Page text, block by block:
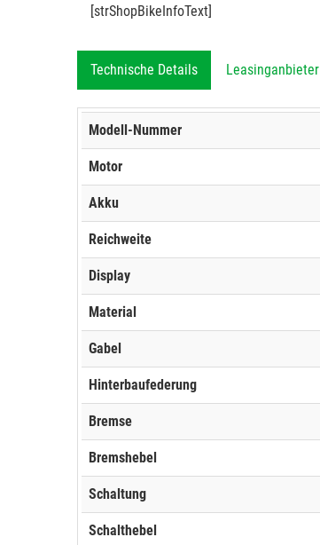
[strShopBikeInfoText]
Technische Details Leasinganbieter
Modell-Nummer
Motor
Akku
Reichweite
Display
Material
Gabel
Hinterbaufederung
Bremse
Bremshebel
Schaltung
Schalthebel